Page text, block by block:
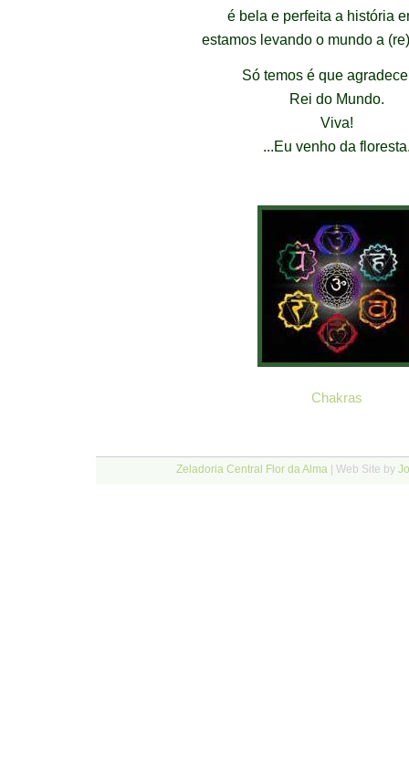
é bela e perfeita a história
estamos levando o mundo a
Só temos é que
Rei do Mundo.
Viva!
...Eu venho da
Chakras
Zeladoria Central Flor da Alma | Web Site by